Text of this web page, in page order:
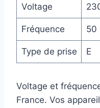
Voltage
Fréquence 50
Type de prise E
Voltage et
France. Vos